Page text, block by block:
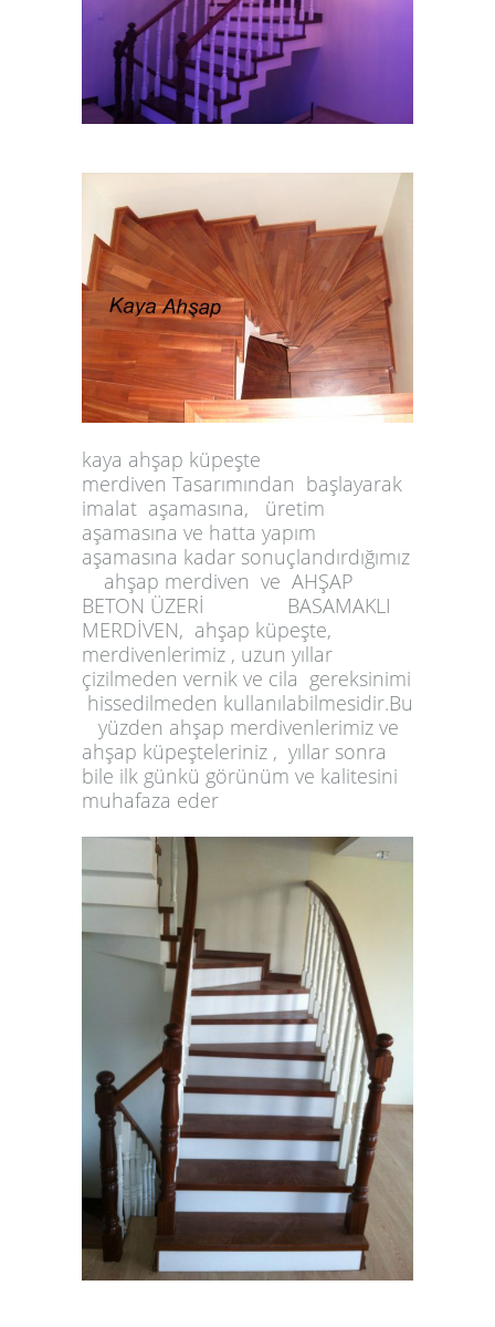
kaya ahşap küpeşte
merdiven Tasarımından başlayarak
imalat aşamasına, üretim
aşamasına ve hatta yapım
aşamasına kadar sonuçlandırdığımız
ahşap merdiven ve AHŞAP
BETON ÜZERİ BASAMAKLI
MERDİVEN, ahşap küpeşte,
merdivenlerimiz , uzun yıllar
çizilmeden vernik ve cila gereksinimi
hissedilmeden kullanılabilmesidir.Bu
yüzden ahşap merdivenlerimiz ve
ahşap küpeşteleriniz , yıllar sonra
bile ilk günkü görünüm ve kalitesini
muhafaza eder